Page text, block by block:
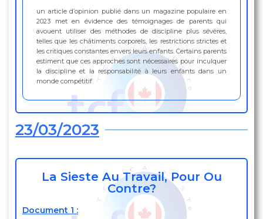
un article d’opinion publié dans un magazine populaire en
2023 met en évidence des témoignages de parents qui
avouent utiliser des méthodes de discipline plus sévères,
telles que les châtiments corporels, les restrictions strictes et
les critiques constantes envers leurs enfants. Certains parents
estiment que ces approches sont nécessaires pour inculquer
la discipline et la responsabilité à leurs enfants dans un
monde compétitif.
23/03/2023
La Sieste Au Travail, Pour Ou
Contre?
Document 1 :